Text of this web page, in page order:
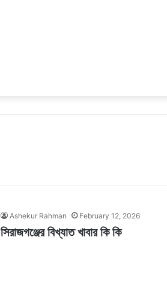
Ashekur Rahman February 12, 2026
সিরাজগঞ্জের বিখ্যাত খাবার কি কি